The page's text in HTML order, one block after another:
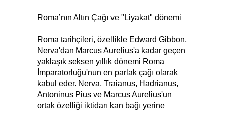
Roma’nın Altın Çağı ve "Liyakat" dönemi
Roma tarihçileri, özellikle Edward Gibbon,
Nerva'dan Marcus Aurelius'a kadar geçen
yaklaşık seksen yıllık dönemi Roma
İmparatorluğu'nun en parlak çağı olarak
kabul eder. Nerva, Traianus, Hadrianus,
Antoninus Pius ve Marcus Aurelius'un
ortak özelliği iktidarı kan bağı yerine